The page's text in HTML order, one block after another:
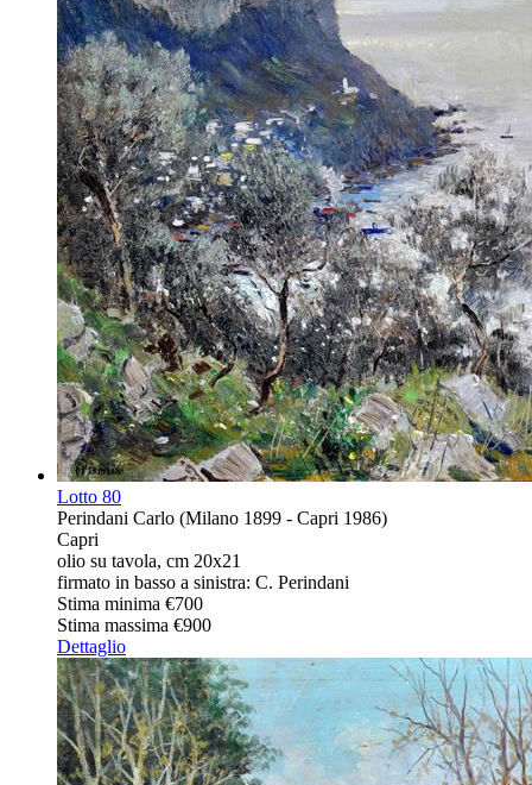
Lotto 80
Perindani Carlo (Milano 1899 - Capri 1986)
Capri
olio su tavola, cm 20x21
firmato in basso a sinistra: C. Perindani
Stima minima €700
Stima massima €900
Dettaglio